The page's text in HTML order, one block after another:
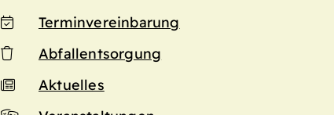
Terminvereinbarung
Abfallentsorgung
Aktuelles